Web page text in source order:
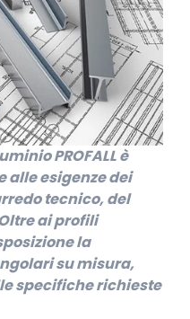
PROFALL è
alle esigenze dei
tecnico, del
ai profili
la
su misura,
specifiche richieste